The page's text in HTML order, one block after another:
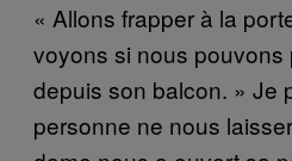
« Allons frapper à la
voyons si nous pouvons
depuis son balcon. » Je
personne ne nous